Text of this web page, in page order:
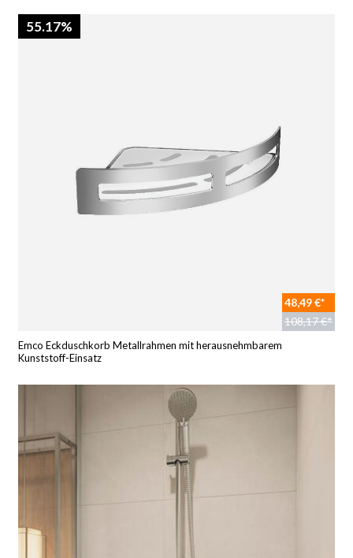
55.17%
48,49 €*
108,17 €*
Emco Eckduschkorb Metallrahmen mit herausnehmbarem
Kunststoff-Einsatz